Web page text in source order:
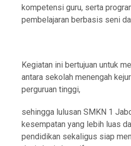
kompetensi guru, serta
pembelajaran berbasis seni
Kegiatan ini bertujuan untuk
antara sekolah menengah
perguruan tinggi,
sehingga lulusan SMKN 1
kesempatan yang lebih luas
pendidikan sekaligus siap